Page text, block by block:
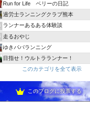
Run for Life ベリーの日記
過労士ランニングクラブ熊本
ランナーあるある体験談
走るおやじ
ゆきパパランニング
目指せ！ウルトラランナー！
このカテゴリを全て表示
このブログに投票する